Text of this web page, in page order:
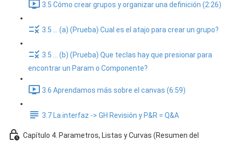
3.5 Cómo crear grupos y organizar una definición (2:26)
3.5 ... (a) (Prueba) Cual es el atajo para crear un grupo?
3.5 ... (b) (Prueba) Que teclas hay que presionar para
encontrar un Param o Componente?
3.6 Aprendamos más sobre el canvas (6:59)
3.7 La interfaz -> GH Revisión y P&R = Q&A
Capítulo 4. Parametros, Listas y Curvas (Resumen del